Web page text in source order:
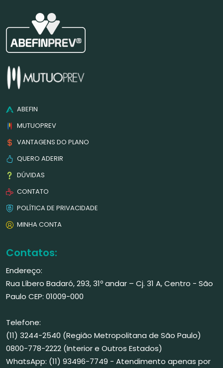
ABEFIN
MUTUOPREV
VANTAGENS DO PLANO
QUERO ADERIR
DÚVIDAS
CONTATO
POLÍTICA DE PRIVACIDADE
MINHA CONTA
Contatos:
Endereço:
Rua Líbero Badaró, 293, 31º andar – Cj. 31 A, Centro - São
Paulo CEP: 01009-000
Telefone:
(11) 3244-2540 (Região Metropolitana de São Paulo)
0800-778-2222 (Interior e Outros Estados)
WhatsApp: (11) 93496-7749 - Atendimento apenas por